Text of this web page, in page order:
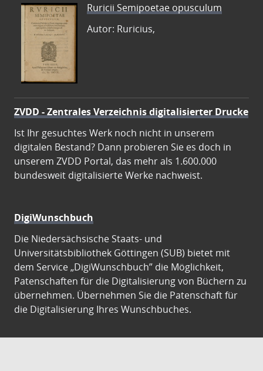
Ruricii Semipoetae opusculum
Autor: Ruricius,
ZVDD - Zentrales Verzeichnis digitalisierter Drucke
Ist Ihr gesuchtes Werk noch nicht in unserem
digitalen Bestand? Dann probieren Sie es doch in
unserem ZVDD Portal, das mehr als 1.600.000
bundesweit digitalisierte Werke nachweist.
DigiWunschbuch
Die Niedersächsische Staats- und
Universitätsbibliothek Göttingen (SUB) bietet mit
dem Service „DigiWunschbuch” die Möglichkeit,
Patenschaften für die Digitalisierung von Büchern zu
übernehmen. Übernehmen Sie die Patenschaft für
die Digitalisierung Ihres Wunschbuches.